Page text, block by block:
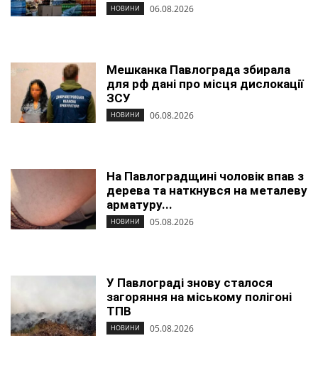
НОВИНИ 06.08.2026
Мешканка Павлограда збирала
для рф дані про місця дислокації
ЗСУ
НОВИНИ 06.08.2026
На Павлоградщині чоловік впав з
дерева та наткнувся на металеву
арматуру...
НОВИНИ 05.08.2026
У Павлограді знову сталося
загоряння на міському полігоні
ТПВ
НОВИНИ 05.08.2026